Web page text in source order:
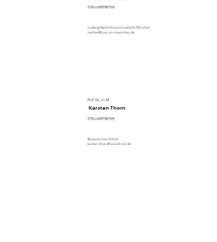
STELLVERTRETER
Ludwig-Maximilians-Universität München
cwalter@jura.uni-muenchen.de
STELLVERTRETER
Prof. Dr., LL.M.
Karsten Thorn
Bucerius Law School
karsten.thorn@law-school.de